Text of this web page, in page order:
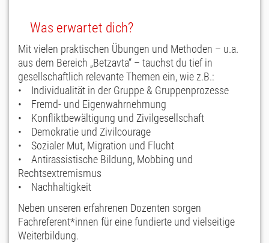
Was erwartet dich?
Mit vielen praktischen Übungen und Methoden – u.a.
aus dem Bereich „Betzavta“ – tauchst du tief in
gesellschaftlich relevante Themen ein, wie z.B.:
• Individualität in der Gruppe & Gruppenprozesse
• Fremd- und Eigenwahrnehmung
• Konfliktbewältigung und Zivilgesellschaft
• Demokratie und Zivilcourage
• Sozialer Mut, Migration und Flucht
• Antirassistische Bildung, Mobbing und
Rechtsextremismus
• Nachhaltigkeit
Neben unseren erfahrenen Dozenten sorgen
Fachreferent*innen für eine fundierte und vielseitige
Weiterbildung.